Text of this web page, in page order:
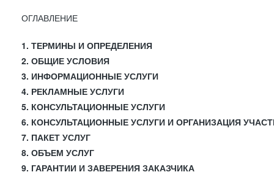
ОГЛАВЛЕНИЕ
1. ТЕРМИНЫ И ОПРЕДЕЛЕНИЯ
2. ОБЩИЕ УСЛОВИЯ
3. ИНФОРМАЦИОННЫЕ УСЛУГИ
4. РЕКЛАМНЫЕ УСЛУГИ
5. КОНСУЛЬТАЦИОННЫЕ УСЛУГИ
6. КОНСУЛЬТАЦИОННЫЕ УСЛУГИ И ОРГАНИЗАЦИЯ
7. ПАКЕТ УСЛУГ
8. ОБЪЕМ УСЛУГ
9. ГАРАНТИИ И ЗАВЕРЕНИЯ ЗАКАЗЧИКА